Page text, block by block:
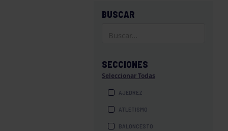
BUSCAR
SECCIONES
Seleccionar Todas
AJEDREZ
ATLETISMO
BALONCESTO